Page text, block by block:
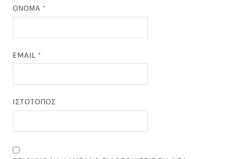
ΌΝΟΜΑ*
EMAIL*
ΙΣΤΌΤΟΠΟΣ